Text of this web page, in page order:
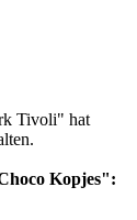
Tivoli" hat
Kopjes":